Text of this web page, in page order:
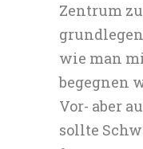
Zentrum
wie man
begegnen
Vor- aber
sollte